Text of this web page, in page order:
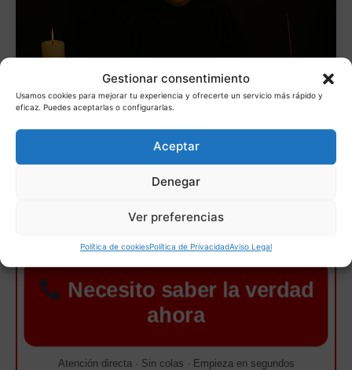
Gestionar consentimiento
Usamos cookies para mejorar tu experiencia y ofrecerte un servicio más rápido y
eficaz. Puedes aceptarlas o configurarlas.
Aceptar
Denegar
Ver preferencias
Política de cookiesPolítica de PrivacidadAviso Legal
Lo estás pensando demasiado
respuesta clara.No sigas esperando.
Tarot inmediato · Sin esperas · 30 min por 10€
Necesito saber la verdad
ahora
Atención directa · Sin colas · Empieza en segundos